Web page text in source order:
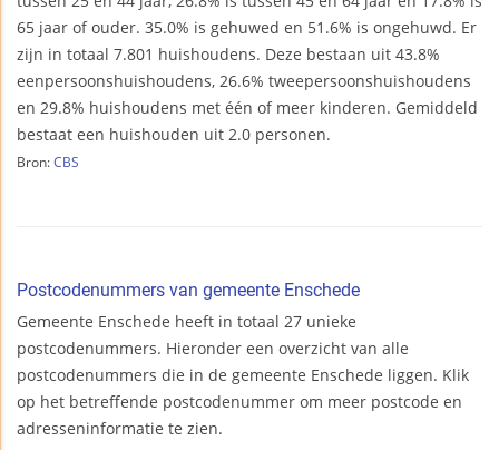
65 jaar of ouder. 35.0% is gehuwed en 51.6% is ongehuwd. Er
zijn in totaal 7.801 huishoudens. Deze bestaan uit 43.8%
eenpersoonshuishoudens, 26.6% tweepersoonshuishoudens
en 29.8% huishoudens met één of meer kinderen. Gemiddeld
bestaat een huishouden uit 2.0 personen.
Bron: CBS
Postcodenummers van gemeente Enschede
Gemeente Enschede heeft in totaal 27 unieke
postcodenummers. Hieronder een overzicht van alle
postcodenummers die in de gemeente Enschede liggen. Klik
op het betreffende postcodenummer om meer postcode en
adresseninformatie te zien.